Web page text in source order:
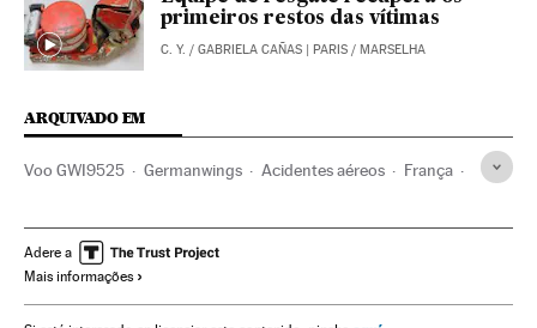
primeiros restos das vítimas
C. Y. / GABRIELA CAÑAS | PARIS / MARSELHA
ARQUIVADO EM
Voo GWI9525 Germanwings Acidentes aéreos França
Transporte aéreo Empresas transporte
Europa Ocidental
Adere a
Mais informações